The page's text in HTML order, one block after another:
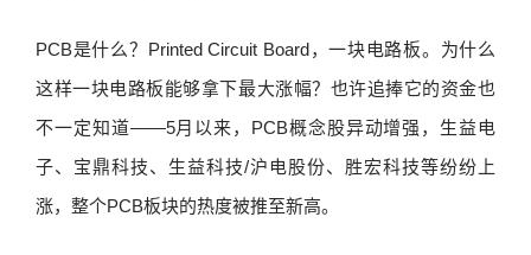
PCB是什么？Printed Circuit Board，一块电路板。为什么
这样一块电路板能够拿下最大涨幅？也许追捧它的资金也
不一定知道——5月以来，PCB概念股异动增强，生益电
子、宝鼎科技、生益科技/沪电股份、胜宏科技等纷纷上
涨，整个PCB板块的热度被推至新高。